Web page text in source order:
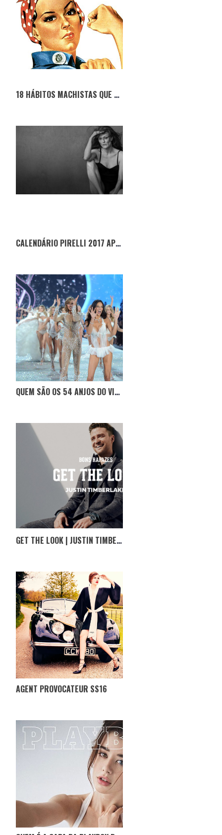
18 HÁBITOS MACHISTAS QUE DEVEMOS ABANDONAR EM 2018 (SEGUNDO AS MULHERES)
CALENDÁRIO PIRELLI 2017 APRESENTADO HOJE
QUEM SÃO OS 54 ANJOS DO VICTORIA’S SECRET FASHION SHOW 2016?
GET THE LOOK | JUSTIN TIMBERLAKE
AGENT PROVOCATEUR SS16